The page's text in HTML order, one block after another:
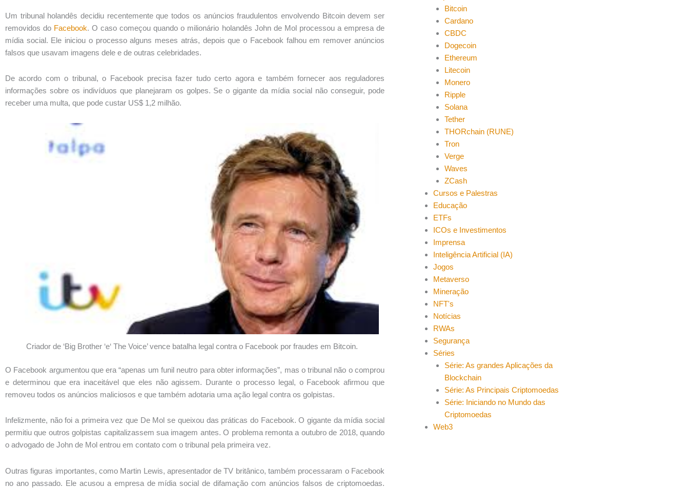
Um tribunal holandês decidiu recentemente que todos os anúncios fraudulentos envolvendo Bitcoin devem ser
removidos do Facebook. O caso começou quando o milionário holandês John de Mol processou a empresa de
mídia social. Ele iniciou o processo alguns meses atrás, depois que o Facebook falhou em remover anúncios
falsos que usavam imagens dele e de outras celebridades.
De acordo com o tribunal, o Facebook precisa fazer tudo certo agora e também fornecer aos reguladores
informações sobre os indivíduos que planejaram os golpes. Se o gigante da mídia social não conseguir, pode
receber uma multa, que pode custar US$ 1,2 milhão.
Criador de ‘Big Brother ‘e‘ The Voice’ vence batalha legal contra o Facebook por fraudes em Bitcoin.
O Facebook argumentou que era “apenas um funil neutro para obter informações”, mas o tribunal não o comprou
e determinou que era inaceitável que eles não agissem. Durante o processo legal, o Facebook afirmou que
removeu todos os anúncios maliciosos e que também adotaria uma ação legal contra os golpistas.
Infelizmente, não foi a primeira vez que De Mol se queixou das práticas do Facebook. O gigante da mídia social
permitiu que outros golpistas capitalizassem sua imagem antes. O problema remonta a outubro de 2018, quando
o advogado de John de Mol entrou em contato com o tribunal pela primeira vez.
Outras figuras importantes, como Martin Lewis, apresentador de TV britânico, também processaram o Facebook
no ano passado. Ele acusou a empresa de mídia social de difamação com anúncios falsos de criptomoedas.
Bitcoin
Cardano
CBDC
Dogecoin
Ethereum
Litecoin
Monero
Ripple
Solana
Tether
THORchain (RUNE)
Tron
Verge
Waves
ZCash
Cursos e Palestras
Educação
ETFs
ICOs e Investimentos
Imprensa
Inteligência Artificial (IA)
Jogos
Metaverso
Mineração
NFT's
Notícias
RWAs
Segurança
Séries
Série: As grandes Aplicações da
Blockchain
Série: As Principais Criptomoedas
Série: Iniciando no Mundo das
Criptomoedas
Web3